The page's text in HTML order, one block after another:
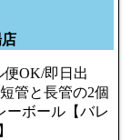
便OK/即日出
管と長管の2個
ーボール【バレ